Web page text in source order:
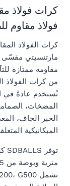
فولاذ مقاوم
مارتنسيتي مقسّى
مقاومة ممتازة
من كرات الفولاذ
تُستخدم عادةً في
المضخات،
الحبر الجاف،
الميكانيكية